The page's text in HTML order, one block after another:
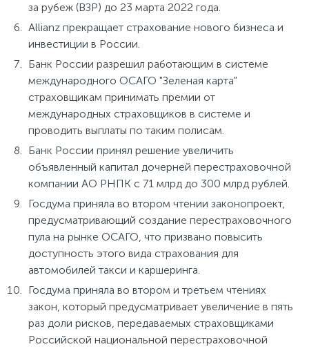
за рубеж (ВЗР) до 23 марта 2022 года.
Allianz прекращает страхование нового бизнеса и
инвестиции в России.
Банк России разрешил работающим в системе
международного ОСАГО "Зеленая карта"
страховщикам принимать премии от
международных страховщиков в системе и
проводить выплаты по таким полисам.
Банк России принял решение увеличить
объявленный капитал дочерней перестраховочной
компании АО РНПК с 71 млрд до 300 млрд рублей.
Госдума приняла во втором чтении законопроект,
предусматривающий создание перестраховочного
пула на рынке ОСАГО, что призвано повысить
доступность этого вида страхования для
автомобилей такси и каршеринга.
Госдума приняла во втором и третьем чтениях
закон, который предусматривает увеличение в пять
раз доли рисков, передаваемых страховщиками
Российской национальной перестраховочной